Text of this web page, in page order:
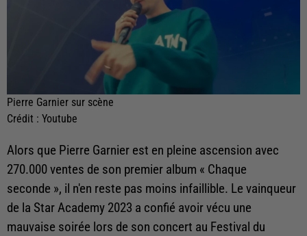
Pierre Garnier sur scène
Crédit : Youtube
Alors que Pierre Garnier est en pleine ascension avec
270.000 ventes de son premier album « Chaque
seconde », il n'en reste pas moins infaillible. Le vainqueur
de la Star Academy 2023 a confié avoir vécu une
mauvaise soirée lors de son concert au Festival du